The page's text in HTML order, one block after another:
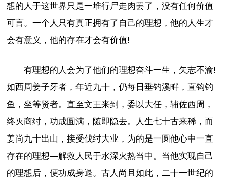
想的人于这世界只是一堆行尸走肉罢了，没有任何价值
可言。一个人只有真正拥有了自己的理想，他的人生才
会有意义，他的存在才会有价值!
有理想的人会为了他们的理想奋斗一生，矢志不渝!
如西周姜子牙者，年近九十，仍每日垂钓溪畔，直钩钓
鱼，坐等贤者。直至文王来到，委以大任，辅佐西周，
终灭商纣，功成圆满，随即隐去。人生七十古来稀，而
姜尚九十出山，接受伐纣大业，为的是一圆他心中一直
存在的理想—解救人民于水深火热当中。当他实现自己
的理想后，便功成身退。古人尚且如此，二十一世纪的